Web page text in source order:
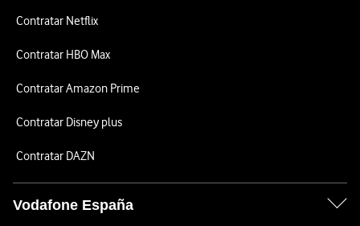
Contratar Netflix
Contratar HBO Max
Contratar Amazon Prime
Contratar Disney plus
Contratar DAZN
Vodafone España